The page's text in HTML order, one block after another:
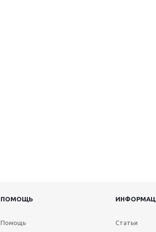
ПОМОЩЬ
Помощь
Статьи